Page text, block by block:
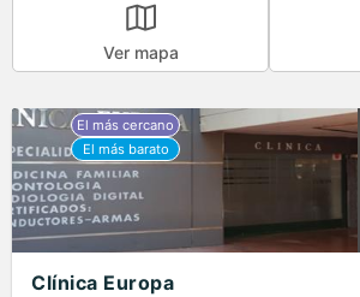
Ver mapa
Clínica Europa